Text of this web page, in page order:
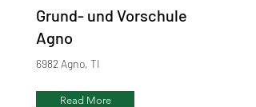
Grund- und Vorschule
Agno
6982 Agno, TI
Read More